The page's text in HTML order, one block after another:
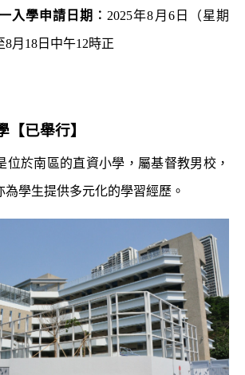
入學申請日期︰ 2025年8月6日（星期
8月18日中午12時正
【已舉行】
位於南區的直資小學，屬基督教男校，
為學生提供多元化的學習經歷。